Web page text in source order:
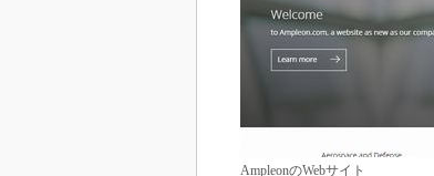
AmpleonのWebサイト